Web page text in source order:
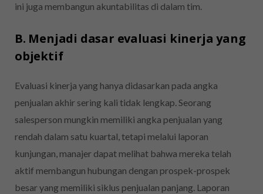
ini juga membangun akuntabilitas di dalam tim.
B. Menjadi dasar evaluasi kinerja yang
objektif
Evaluasi kinerja yang hanya didasarkan pada angka
penjualan akhir sering kali tidak lengkap. Seorang
salesperson mungkin memiliki angka penjualan yang
rendah dalam satu kuartal, tetapi melalui laporan
kunjungan, manajer dapat melihat bahwa mereka telah
aktif membangun hubungan dengan prospek-prospek
besar yang memiliki siklus penjualan panjang. Laporan